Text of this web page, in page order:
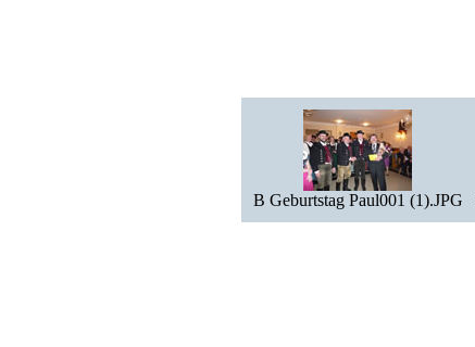
B Geburtstag Paul001 (1).JPG